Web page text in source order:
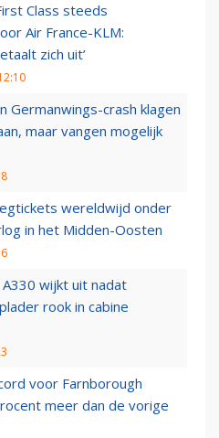
Class steeds
Air France-KLM:
zich uit’
Germanwings-crash klagen
maar vangen mogelijk
wereldwijd onder
in het Midden-Oosten
A330 wijkt uit nadat
rook in cabine
voor Farnborough
meer dan de vorige